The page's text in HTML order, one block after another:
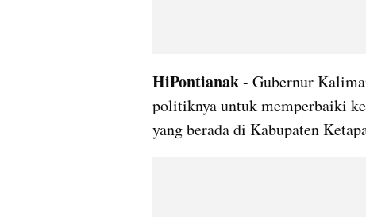
HiPontianak - Gubernur
politiknya untuk memperbaiki
yang berada di Kabupaten